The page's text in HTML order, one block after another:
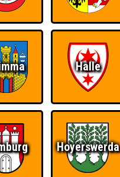
Belege den letzten Platz
~ Noch nicht erreicht ~
Halle
Hoyerswerda